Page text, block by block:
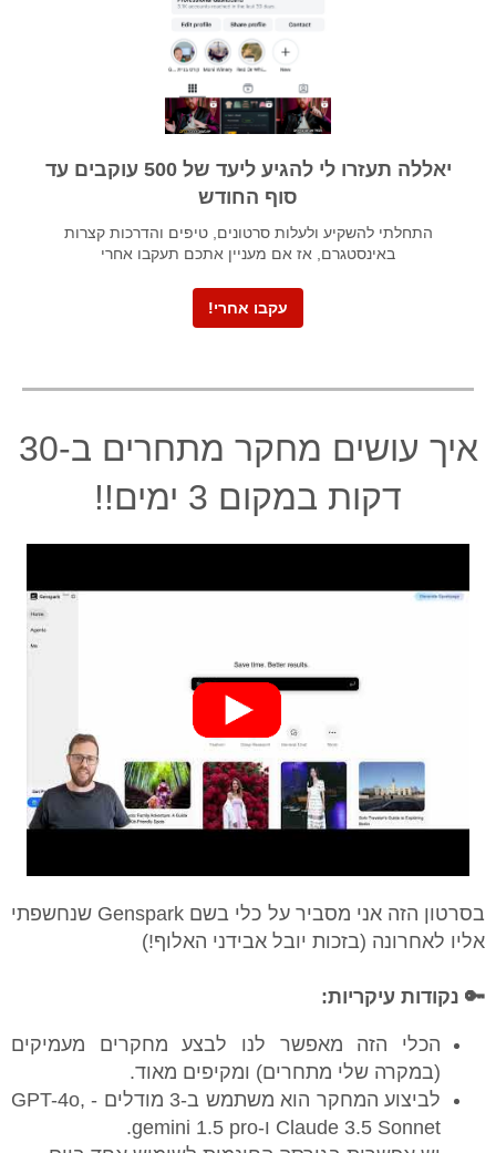
יאללה תעזרו לי להגיע ליעד של 500 עוקבים עד
סוף החודש
התחלתי להשקיע ולעלות סרטונים, טיפים והדרכות קצרות
באינסטגרם, אז אם מעניין אתכם תעקבו אחרי
עקבו אחרי!
איך עושים מחקר מתחרים ב-30
דקות במקום 3 ימים!!
בסרטון הזה אני מסביר על כלי בשם Genspark שנחשפתי
אליו לאחרונה (בזכות יובל אבידני האלוף!)
🔑 נקודות עיקריות:
הכלי הזה מאפשר לנו לבצע מחקרים מעמיקים
(במקרה שלי מתחרים) ומקיפים מאוד.
לביצוע המחקר הוא משתמש ב-3 מודלים - GPT-4o,
Claude 3.5 Sonnet ו-gemini 1.5 pro.